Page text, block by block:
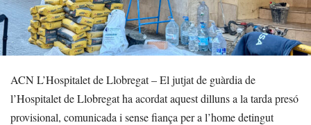
ACN L’Hospitalet de Llobregat – El jutjat de guàrdia de
l’Hospitalet de Llobregat ha acordat aquest dilluns a la tarda presó
provisional, comunicada i sense fiança per a l’home detingut